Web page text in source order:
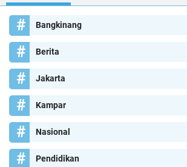
Bangkinang
Berita
Jakarta
Kampar
Nasional
Pendidikan